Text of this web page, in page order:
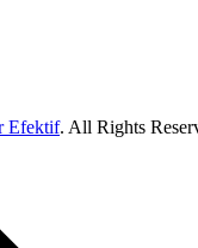
Efektif. All Rights